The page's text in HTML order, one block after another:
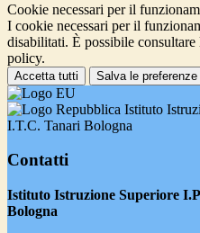
Cookie necessari per il
I cookie necessari per il
disabilitati. È possibile
policy.
Accetta tutti Salva le preferenze
Istituto
I.T.C. Tanari Bologna
Contatti
Istituto Istruzione Superiore
Bologna